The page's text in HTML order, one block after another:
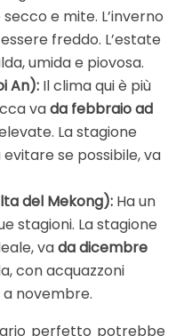
e mite. L’inverno
freddo. L’estate
umida e piovosa.
An): Il clima qui è più
vada febbraio ad
La stagione
se possibile, va
del Mekong): Ha un
stagioni. La stagione
vada dicembre
con acquazzoni
novembre.
perfetto potrebbe